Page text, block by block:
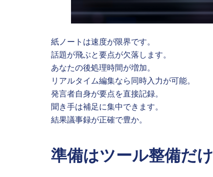
紙ノートは速度が限界です。
話題が飛ぶと要点が欠落します。
あなたの後処理時間が増加。
リアルタイム編集なら同時入力が可能。
発言者自身が要点を直接記録。
聞き手は補足に集中できます。
結果議事録が正確で豊か。
準備はツール整備だけ